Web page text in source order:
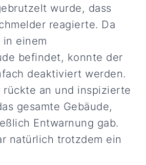
wurde, dass
reagierte. Da
in einem
befindet, konnte der
deaktiviert werden.
rückte an und inspizierte
gesamte Gebäude,
Entwarnung gab.
natürlich trotzdem ein